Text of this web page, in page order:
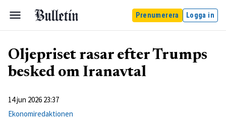
Prenumerera Logga in
Oljepriset rasar efter Trumps
besked om Iranavtal
14 jun 2026 23:37
Ekonomiredaktionen